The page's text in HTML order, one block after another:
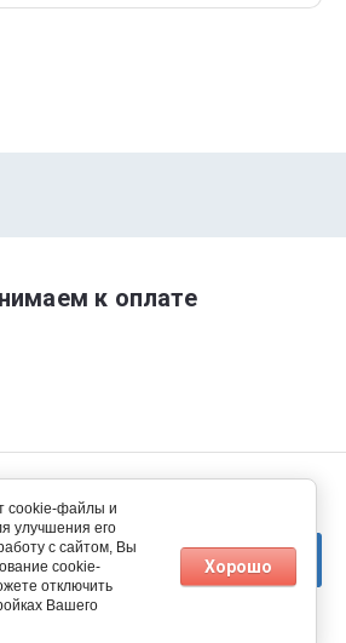
к оплате
Питер 2014 - 2026
cookie-файлы и
улучшения его
с сайтом, Вы
cookie-
отключить
Вашего
Хорошо